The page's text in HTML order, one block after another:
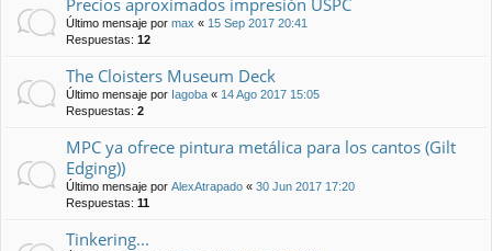
Precios aproximados impresión USPC
Último mensaje por max « 15 Sep 2017 20:41
Respuestas: 12
The Cloisters Museum Deck
Último mensaje por Iagoba « 14 Ago 2017 15:05
Respuestas: 2
MPC ya ofrece pintura metálica para los cantos (Gilt
Edging))
Último mensaje por AlexAtrapado « 30 Jun 2017 17:20
Respuestas: 11
Tinkering...